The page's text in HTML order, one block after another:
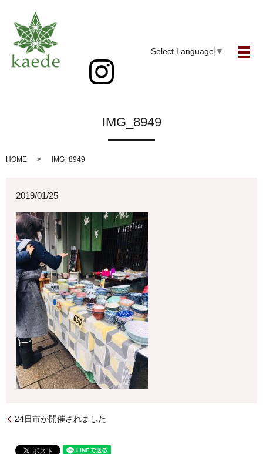
Select Language ▼
メ
IMG_8949
HOME IMG_8949
2019/01/25
24日市が開催されました